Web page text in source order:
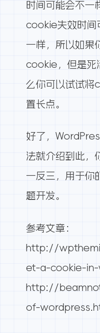
时间可能会不一
cookie失效时间
一样，所以如果
cookie，但是死
么你可以试试将
置长点。
好了，
法就介绍到此，
一反三，用于你
题开发。
参考文章：
http://
et-a-cookie-
http://
of-